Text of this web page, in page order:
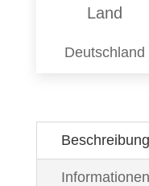
Land
Deutschland
Beschreibung